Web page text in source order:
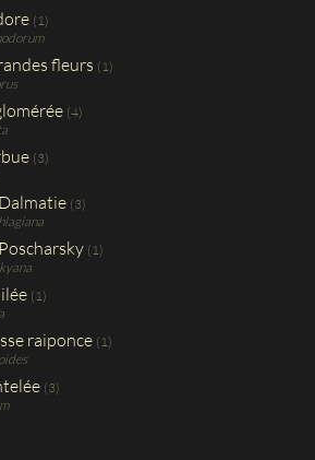
(1)
fleurs (1)
(4)
(3)
(3)
(1)
(1)
raiponce (1)
(3)